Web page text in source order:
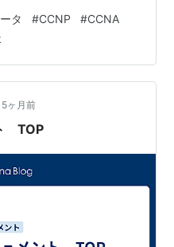
ファイルを使用し、フ
んが、「hosts.ini」とする
定を送信したいホストの
で直接記述します。 ユー
です。ans…
タ #CCNP #CCNA
5ヶ月前
TOP